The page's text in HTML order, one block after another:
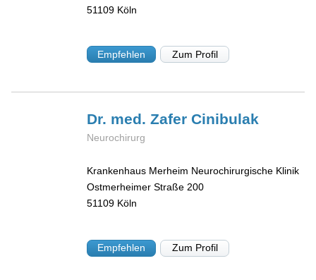
51109 Köln
Empfehlen Zum Profil
Dr. med. ZaferCinibulak
Neurochirurg
Krankenhaus Merheim Neurochirurgische Klinik
Ostmerheimer Straße 200
51109 Köln
Empfehlen Zum Profil